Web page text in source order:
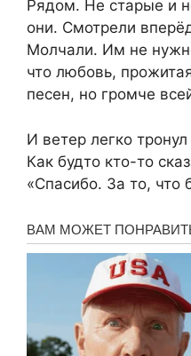
Рядом. Не старые и
они. Смотрели
Молчали. Им не
что любовь,
песен, но громче
И ветер легко
Как будто кто-то
«Спасибо. За то, что